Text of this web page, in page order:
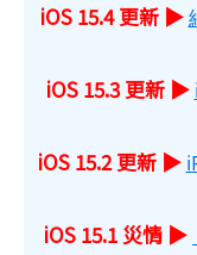
iOS 15.4 更新 ▶
iOS 15.3 更新 ▶
iOS 15.2 更新 ▶
iOS 15.1 災情 ▶